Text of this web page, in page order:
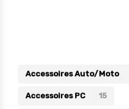
Décoration
Electroménager
Accessoires Auto/Moto
Accessoires PC 15